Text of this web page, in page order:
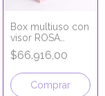
Box multiuso con
visor ROSA
30x20x6 cm -
LÍNEA PREMIUM
$66.916,00
Comprar